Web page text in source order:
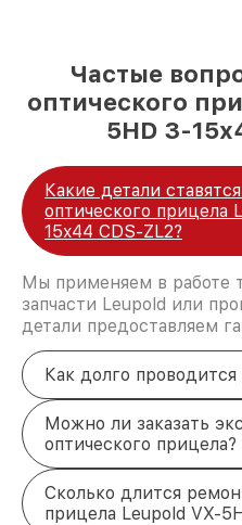
Частые
оптического
5HD 3-
Какие детали
оптического прицела
15x44 CDS-ZL2?
Мы применяем в работе
запчасти Leupold или
детали предоставляем
Как долго проводится
Можно ли заказать
оптического прицела?
Сколько длится
прицела Leupold VX-